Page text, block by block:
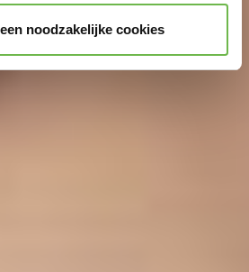
noodzakelijke cookies